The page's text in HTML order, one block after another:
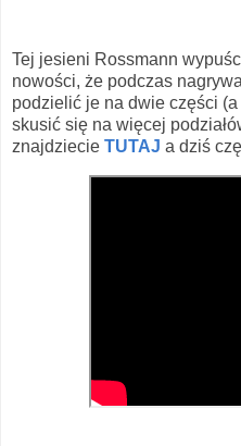
Tej jesieni Rossmann
nowości, że podczas
podzielić je na dwie części
skusić się na więcej
znajdziecie TUTAJ a dziś